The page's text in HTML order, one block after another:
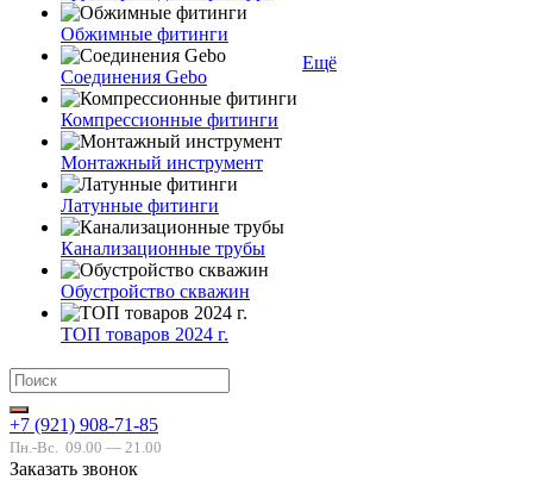
Обжимные фитинги
Соединения Gebo
Компрессионные фитинги
Монтажный инструмент
Латунные фитинги
Канализационные трубы
Обустройство скважин
ТОП товаров 2024 г.
Ещё
+7 (921) 908-71-85
Пн.-Вс. 09.00 — 21.00
Заказать звонок